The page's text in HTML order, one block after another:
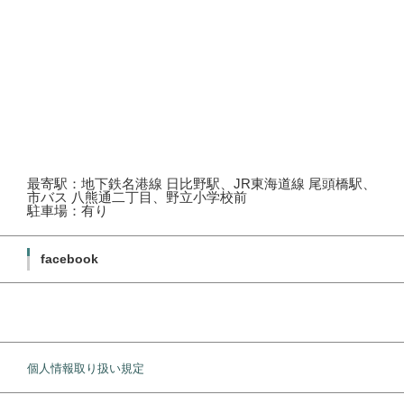
最寄駅：地下鉄名港線 日比野駅、JR東海道線 尾頭橋駅、
市バス 八熊通二丁目、野立小学校前
駐車場：有り
facebook
個人情報取り扱い規定